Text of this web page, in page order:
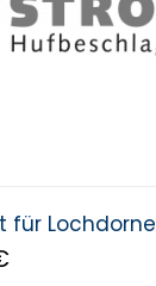
für Lochdorne